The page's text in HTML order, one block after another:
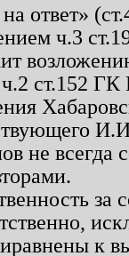
ответ»
ч.3
ст.152
не
к